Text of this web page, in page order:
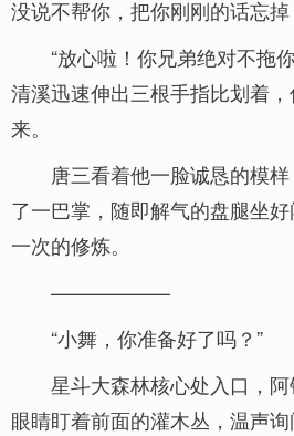
没说不帮你，把你刚刚的话忘掉
“放心啦！你兄弟绝对不拖
清溪迅速伸出三根手指比划着
来。
唐三看着他一脸诚恳的模
了一巴掌，随即解气的盘腿坐
一次的修炼。
——————
“小舞，你准备好了吗？”
星斗大森林核心处入口，阿
眼睛盯着前面的灌木丛，温声询